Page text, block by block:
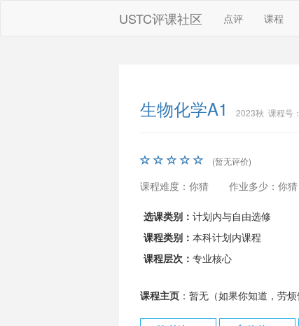
USTC评课社区 点评 课程
生物化学A1 2023秋 课程号
(暂无评价)
课程难度：你猜 作业多少：你猜
选课类别： 计划内与自由选修
课程类别： 本科计划内课程
课程层次： 专业核心
课程主页：暂无（如果你知道，劳烦